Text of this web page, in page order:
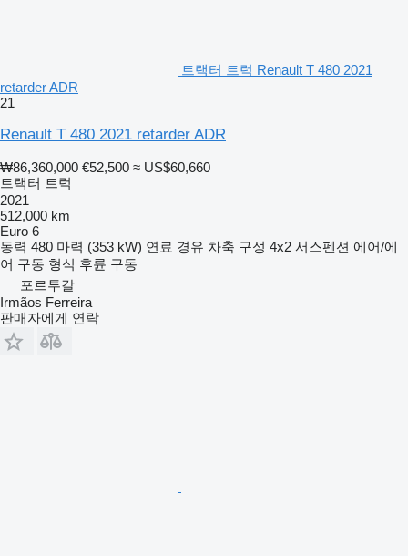
트랙터 트럭 Renault T 480 2021
retarder ADR
21
Renault T 480 2021 retarder ADR
₩86,360,000 €52,500 ≈ US$60,660
트랙터 트럭
2021
512,000 km
Euro 6
동력 480 마력 (353 kW) 연료 경유 차축 구성 4x2 서스펜션 에어/에
어 구동 형식 후륜 구동
포르투갈
Irmãos Ferreira
판매자에게 연락